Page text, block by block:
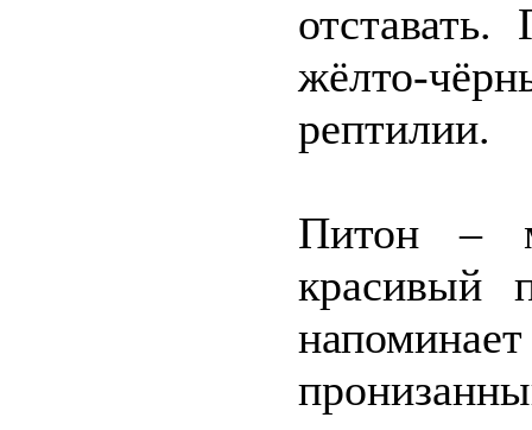
жёлто-
рептилии.
Питон –
красивый